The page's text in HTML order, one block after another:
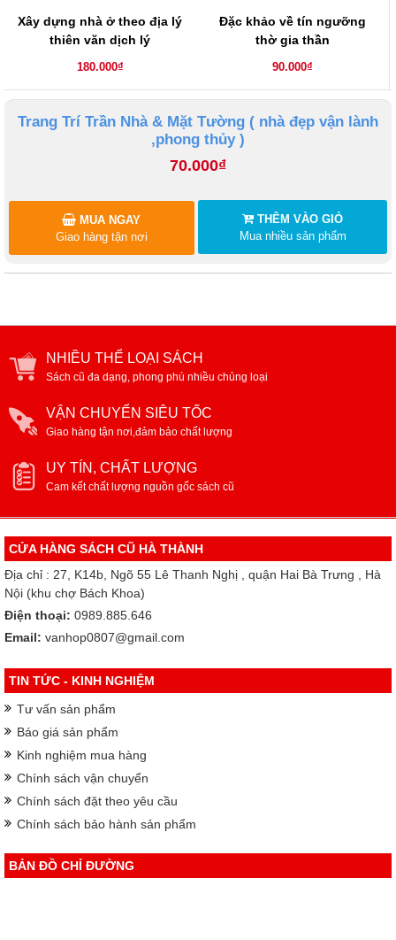
Xây dựng nhà ở theo địa lý
thiên văn dịch lý
180.000₫
Đặc khảo về tín ngưỡng
thờ gia thần
90.000₫
Trang Trí Trần Nhà & Mặt Tường ( nhà đẹp vận lành
,phong thủy )
70.000₫
THÊM VÀO GIỎ
Mua nhiều sản phẩm
MUA NGAY
Giao hàng tận nơi
NHIỀU THỂ LOẠI SÁCH
Sách cũ đa dạng, phong phú nhiều chủng loại
VẬN CHUYỂN SIÊU TỐC
Giao hàng tận nơi,đảm bảo chất lượng
UY TÍN, CHẤT LƯỢNG
Cam kết chất lượng nguồn gốc sách cũ
CỬA HÀNG SÁCH CŨ HÀ THÀNH
Địa chỉ : 27, K14b, Ngõ 55 Lê Thanh Nghị , quận Hai Bà Trưng , Hà
Nội (khu chợ Bách Khoa)
Điện thoại: 0989.885.646
Email: vanhop0807@gmail.com
TIN TỨC - KINH NGHIỆM
Tư vấn sản phẩm
Báo giá sản phẩm
Kinh nghiệm mua hàng
Chính sách vận chuyển
Chính sách đặt theo yêu cầu
Chính sách bảo hành sản phẩm
BẢN ĐỒ CHỈ ĐƯỜNG